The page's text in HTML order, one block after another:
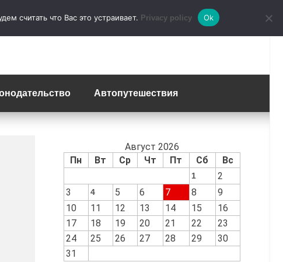
Автопутешествия
Август 2026
Пн
Вт Ср Чт Пт Сб Вс
1
2
3
4 5 6 7 8
9
10
11 12 13 14 15
16
17
18 19 20 21 22
23
24
25 26 27 28 29
30
31
считать что Вас это устраивает. Privacy policy Ok